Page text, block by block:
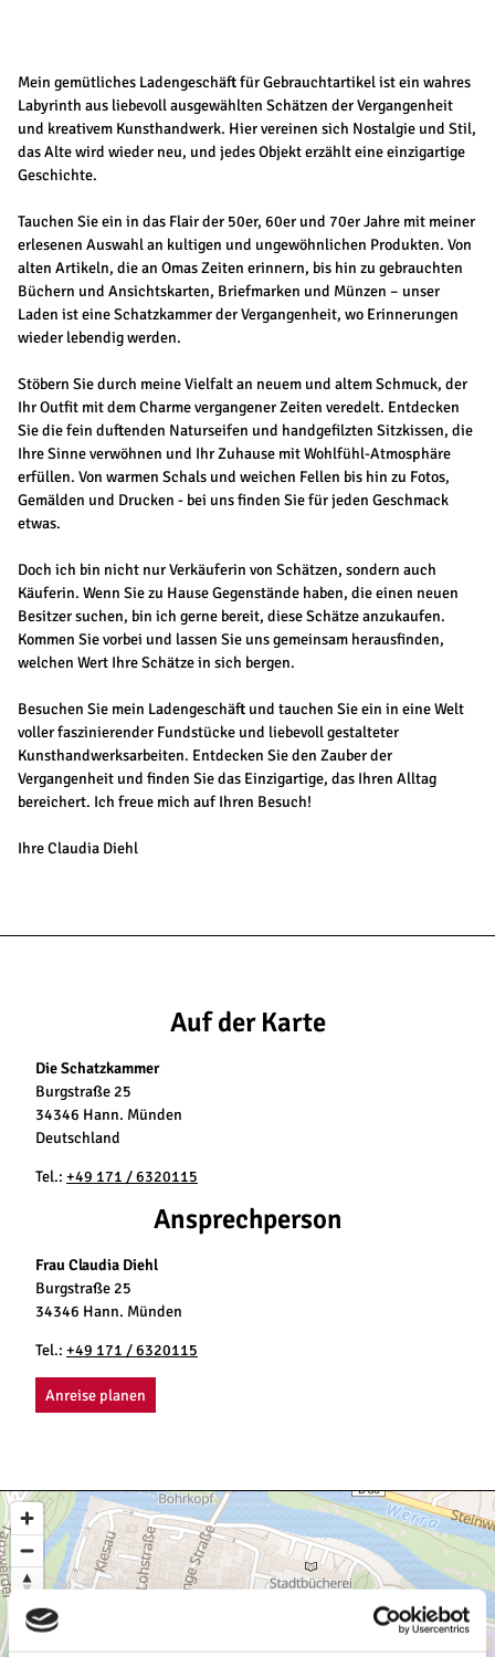
Mein gemütliches Ladengeschäft für Gebrauchtartikel ist ein wahres
Labyrinth aus liebevoll ausgewählten Schätzen der Vergangenheit
und kreativem Kunsthandwerk. Hier vereinen sich Nostalgie und Stil,
das Alte wird wieder neu, und jedes Objekt erzählt eine einzigartige
Geschichte.
Tauchen Sie ein in das Flair der 50er, 60er und 70er Jahre mit meiner
erlesenen Auswahl an kultigen und ungewöhnlichen Produkten. Von
alten Artikeln, die an Omas Zeiten erinnern, bis hin zu gebrauchten
Büchern und Ansichtskarten, Briefmarken und Münzen – unser
Laden ist eine Schatzkammer der Vergangenheit, wo Erinnerungen
wieder lebendig werden.
Stöbern Sie durch meine Vielfalt an neuem und altem Schmuck, der
Ihr Outfit mit dem Charme vergangener Zeiten veredelt. Entdecken
Sie die fein duftenden Naturseifen und handgefilzten Sitzkissen, die
Ihre Sinne verwöhnen und Ihr Zuhause mit Wohlfühl-Atmosphäre
erfüllen. Von warmen Schals und weichen Fellen bis hin zu Fotos,
Gemälden und Drucken - bei uns finden Sie für jeden Geschmack
etwas.
Doch ich bin nicht nur Verkäuferin von Schätzen, sondern auch
Käuferin. Wenn Sie zu Hause Gegenstände haben, die einen neuen
Besitzer suchen, bin ich gerne bereit, diese Schätze anzukaufen.
Kommen Sie vorbei und lassen Sie uns gemeinsam herausfinden,
welchen Wert Ihre Schätze in sich bergen.
Besuchen Sie mein Ladengeschäft und tauchen Sie ein in eine Welt
voller faszinierender Fundstücke und liebevoll gestalteter
Kunsthandwerksarbeiten. Entdecken Sie den Zauber der
Vergangenheit und finden Sie das Einzigartige, das Ihren Alltag
bereichert. Ich freue mich auf Ihren Besuch!
Ihre Claudia Diehl
Auf der Karte
Die Schatzkammer
Burgstraße 25
34346 Hann. Münden
Deutschland
Tel.: +49 171 / 6320115
Ansprechperson
Frau Claudia Diehl
Burgstraße 25
34346 Hann. Münden
Tel.: +49 171 / 6320115
Anreise planen